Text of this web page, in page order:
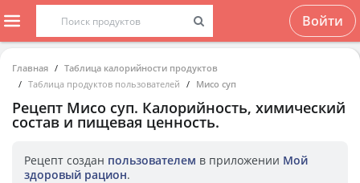
Войти
Главная
Таблица калорийности продуктов
Таблица продуктов пользователей
Мисо суп
Рецепт Мисо суп. Калорийность, химический
состав и пищевая ценность.
Рецепт создан пользователем в приложении Мой
здоровый рацион.